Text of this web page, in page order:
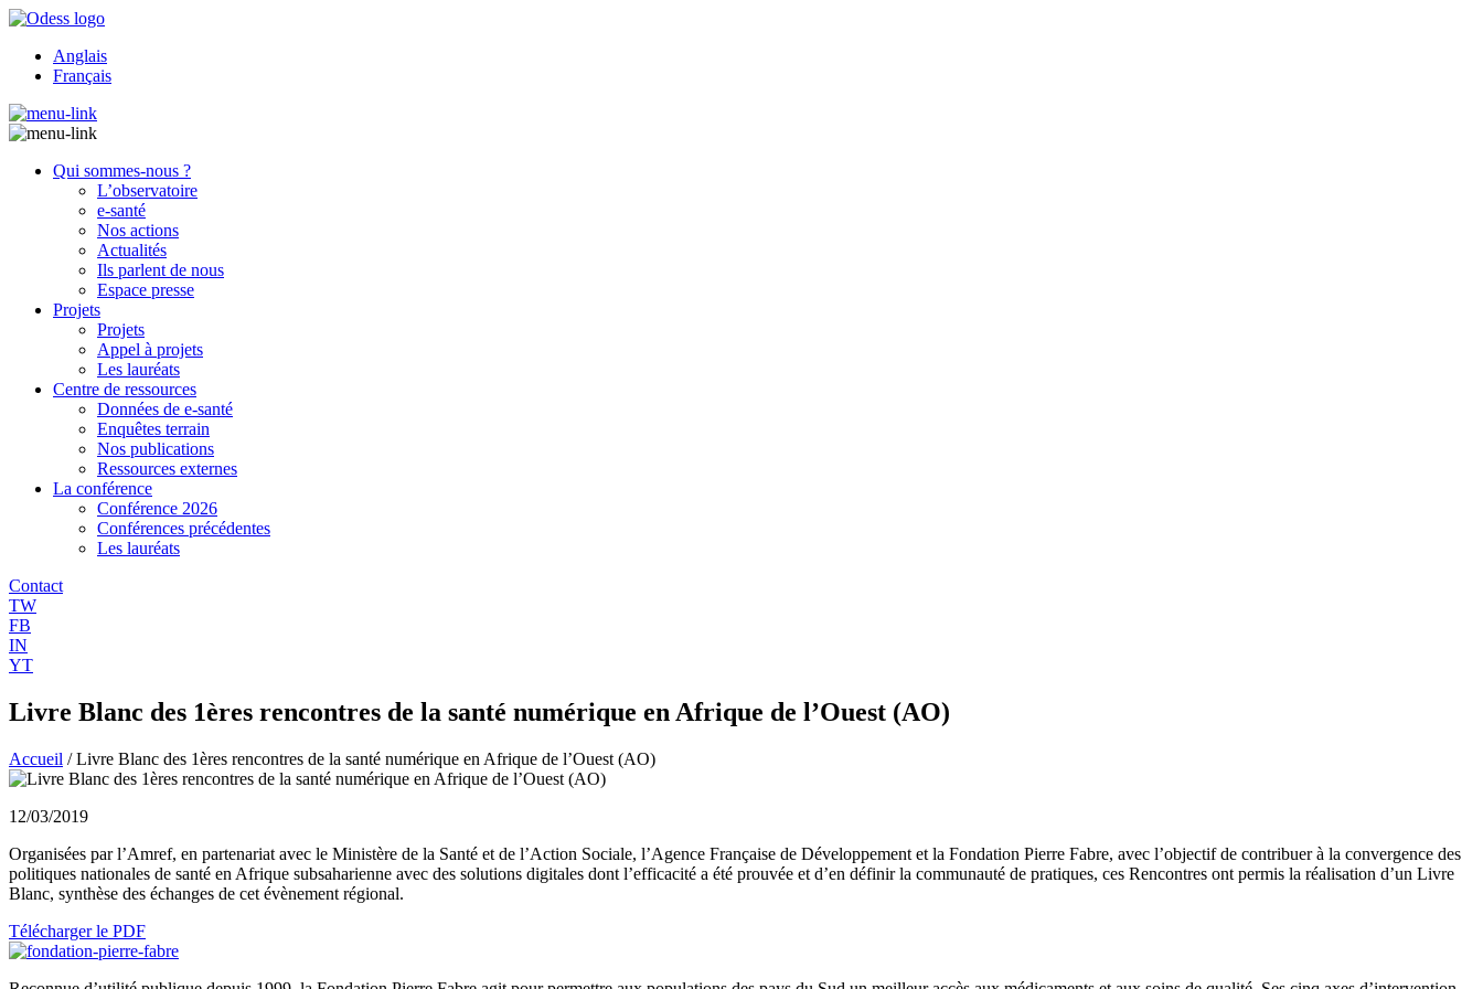
Anglais
Français
Qui sommes-nous ?
L’observatoire
e-santé
Nos actions
Actualités
Ils parlent de nous
Espace presse
Projets
Projets
Appel à projets
Les lauréats
Centre de ressources
Données de e-santé
Enquêtes terrain
Nos publications
Ressources externes
La conférence
Conférence 2026
Conférences précédentes
Les lauréats
Contact
TW
FB
IN
YT
Livre Blanc des 1ères rencontres de la santé numérique en Afrique de l’Ouest (AO)
Accueil /Livre Blanc des 1ères rencontres de la santé numérique en Afrique de l’Ouest (AO)
12/03/2019
Organisées par l’Amref, en partenariat avec le Ministère de la Santé et de l’Action Sociale, l’Agence Française de Développement et la Fondation Pierre Fabre, avec l’objectif de contribuer à la convergence des
politiques nationales de santé en Afrique subsaharienne avec des solutions digitales dont l’efficacité a été prouvée et d’en définir la communauté de pratiques, ces Rencontres ont permis la réalisation d’un Livre
Blanc, synthèse des échanges de cet évènement régional.
Télécharger le PDF